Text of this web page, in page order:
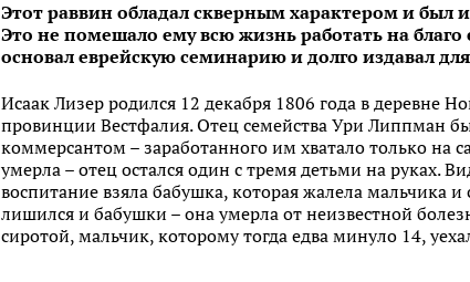
Этот раввин обладал скверным характером и был
Это не помешало ему всю жизнь работать на
основал еврейскую семинарию и долго издавал
Исаак Лизер родился 12 декабря 1806 года в деревне
провинции Вестфалия. Отец семейства Ури Липпман
коммерсантом – заработанного им хватало только на
умерла – отец остался один с тремя детьми на руках.
воспитание взяла бабушка, которая жалела мальчика
лишился и бабушки – она умерла от неизвестной
сиротой, мальчик, которому тогда едва минуло 14,